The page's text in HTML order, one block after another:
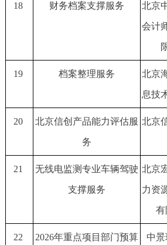
18 财务档案支撑服务 北京
会计
19 档案整理服务 北京
息技
20 北京信创产品能力评估服
务
北京
21 无线电监测专业车辆驾驶
支撑服务
北京
力资
有
22 2026年重点项目部门预算 中